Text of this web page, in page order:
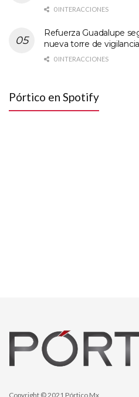
0 INTERACCIONES
Refuerza Guadalupe
nueva torre de vigilancia
0 INTERACCIONES
Pórtico en Spotify
Copyright © 2021 Pórtico Mx